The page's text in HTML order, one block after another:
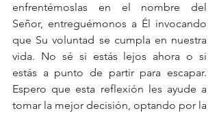
enfrentémoslas en el nombre del
Señor, entreguémonos a Él invocando
que Su voluntad se cumpla en nuestra
vida. No sé si estás lejos ahora o si
estás a punto de partir para escapar.
Espero que esta reflexión les ayude a
tomar la mejor decisión, optando por la